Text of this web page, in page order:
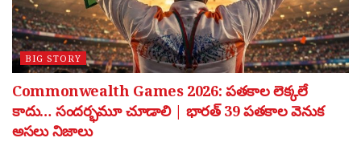
BIG STORY
Commonwealth Games 2026: పతకాల లెక్కలే
కాదు… సందర్భమూ చూడాలి | భారత్ 39 పతకాల వెనుక
అసలు నిజాలు